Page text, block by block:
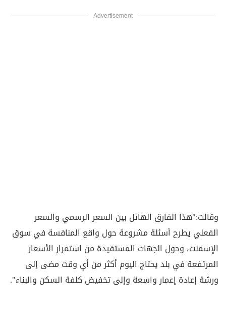
Advertisement
وقالت:"هذا الفارق الهائل بين السعر الرسمي والسعر
الفعلي يطرح أسئلة مشروعة حول واقع المنافسة في سوق
الإسمنت، وحول الجهات المستفيدة من استمرار الأسعار
المرتفعة في بلد يحتاج اليوم أكثر من أي وقت مضى إلى
ورشة إعادة إعمار واسعة وإلى تخفيض كلفة السكن والبناء".